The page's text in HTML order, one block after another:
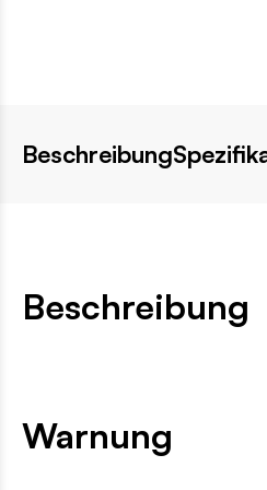
Beschreibung
Beschreibung
Warnung